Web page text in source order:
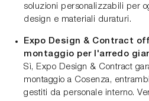
soluzioni personalizzabili per
design e materiali duraturi.
Expo Design & Contract
montaggio per l'arredo
Sì, Expo Design & Contract
montaggio a Cosenza,
gestiti da personale interno.